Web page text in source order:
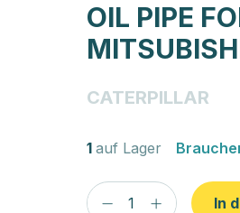
OIL PIPE
CATERPILLAR
1 auf Lager
In